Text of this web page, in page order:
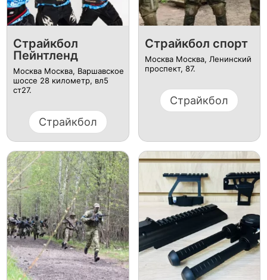
Страйкбол
Пейнтленд
Москва Москва, ​Варшавское
шоссе 28 километр, вл5
ст27.
Страйкбол
Страйкбол спорт
Москва Москва, ​Ленинский
проспект, 87.
Страйкбол